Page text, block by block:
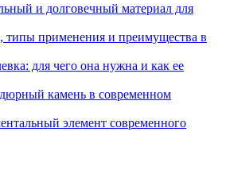
и долговечный материал для
типы применения и преимущества в
для чего она нужна и как ее
камень в современном
элемент современного